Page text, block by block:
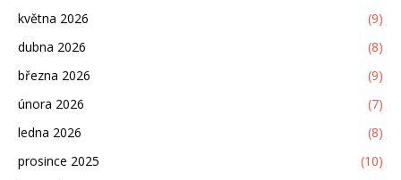
května 2026
(9)
dubna 2026
(8)
března 2026
(9)
února 2026
(7)
ledna 2026
(8)
prosince 2025
(10)